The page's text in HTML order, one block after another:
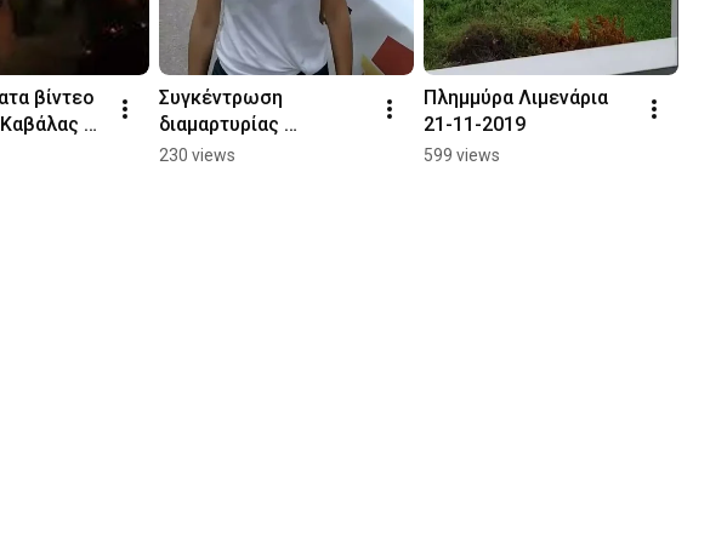
βίντεο
Συγκέντρωση
διαμαρτυρίας
πολυνομοσχέδιο 9-6-
230 views
Πλημμύρα Λιμενάρια
21-11-2019
599 views